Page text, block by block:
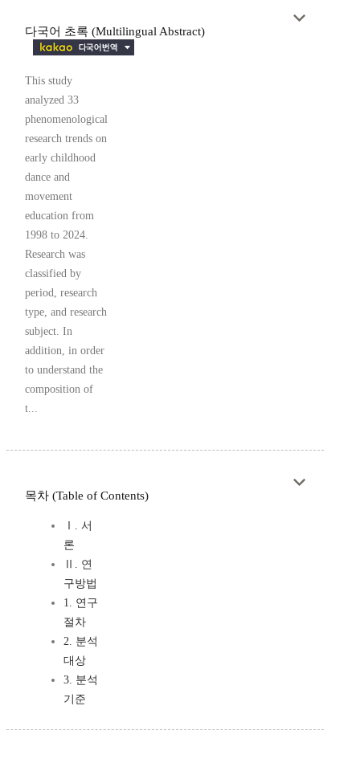
다국어 초록 (Multilingual Abstract)
This study
analyzed 33
phenomenological
research trends on
early childhood
dance and
movement
education from
1998 to 2024.
Research was
classified by
period, research
type, and research
subject. In
addition, in order
to understand the
composition of
t...
목차 (Table of Contents)
Ⅰ. 서
론
Ⅱ. 연
구방법
1. 연구
절차
2. 분석
대상
3. 분석
기준